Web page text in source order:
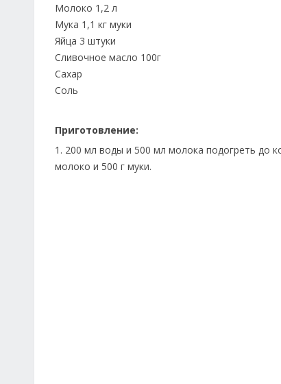
Молоко 1,2 л
Мука 1,1 кг муки
Яйца 3 штуки
Сливочное масло 100г
Сахар
Соль
Приготовление:
1. 200 мл воды и 500 мл молока подогреть до
молоко и 500 г муки.